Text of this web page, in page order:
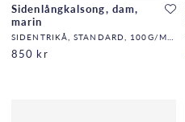
Sidenlångkalsong, dam,
marin
850 kr